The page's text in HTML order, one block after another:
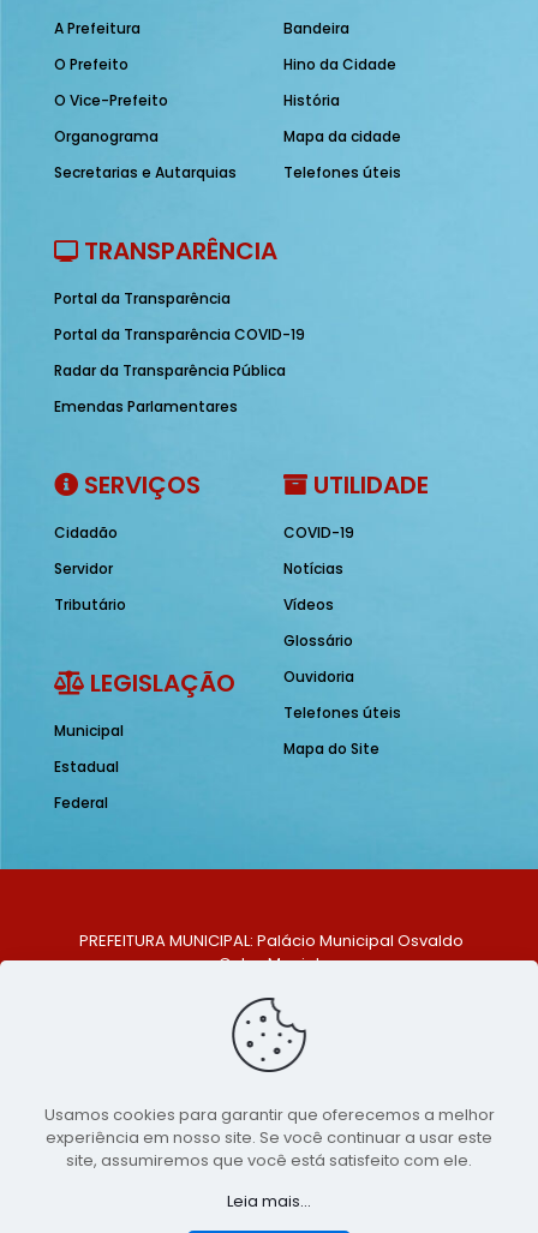
A Prefeitura
O Prefeito
O Vice-Prefeito
Organograma
Secretarias e Autarquias
Bandeira
Hino da Cidade
História
Mapa da cidade
Telefones úteis
TRANSPARÊNCIA
Portal da Transparência
Portal da Transparência COVID-19
Radar da Transparência Pública
Emendas Parlamentares
SERVIÇOS
Cidadão
Servidor
Tributário
LEGISLAÇÃO
Municipal
Estadual
Federal
UTILIDADE
COVID-19
Notícias
Vídeos
Glossário
Ouvidoria
Telefones úteis
Mapa do Site
PREFEITURA MUNICIPAL: Palácio Municipal Osvaldo
Celso Maciel
Centro, São Bento do Una - PE. CEP: 553370-128
TELEFONE: (81) 99548-1569
E-MAIL: ouvidoria@saobentodouna.pe.gov.br
Copyright 2021-2026 - Assessoria de Comunicação da
Prefeitura de São Bento do Una - PE
Usamos cookies para garantir que oferecemos a melhor
experiência em nosso site. Se você continuar a usar este
site, assumiremos que você está satisfeito com ele.
Leia mais...